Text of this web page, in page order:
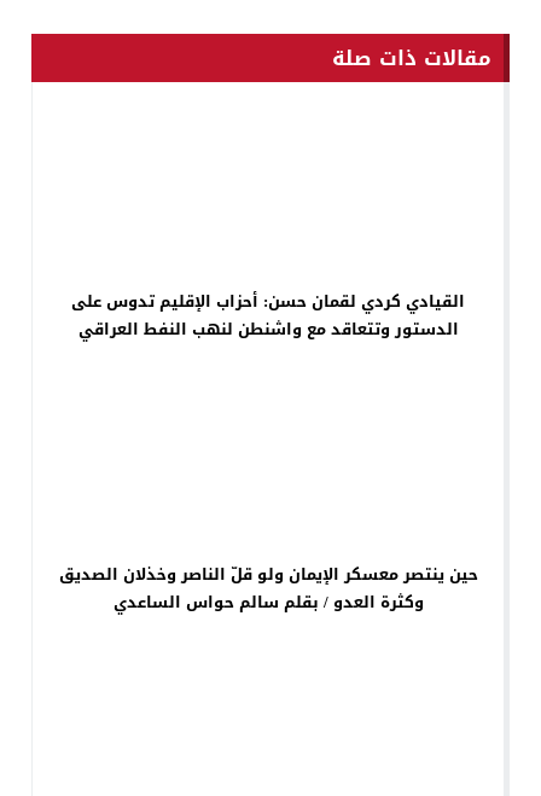
مقالات ذات صلة
القيادي كردي لقمان حسن: أحزاب الإقليم تدوس على
الدستور وتتعاقد مع واشنطن لنهب النفط العراقي
حين ينتصر معسكر الإيمان ولو قلّ الناصر وخذلان الصديق
وكثرة العدو / بقلم سالم حواس الساعدي